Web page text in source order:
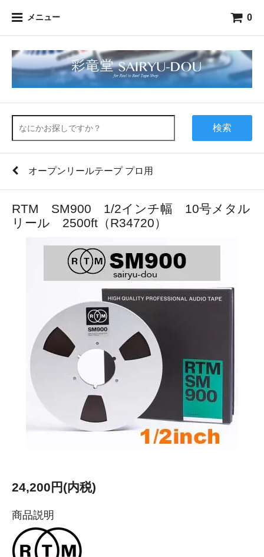
メニュー 0
検索
オープンリールテープ プロ用
RTM SM900 1/2インチ幅 10号メタル
リール 2500ft（R34720）
24,200円(内税)
商品説明